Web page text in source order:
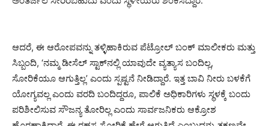
ಆದರೆ, ಈ ಆರೋಪವನ್ನು ತಳ್ಳಿಹಾಕಿರುವ ಪೆಟ್ರೋಲ್ ಬಂಕ್ ಮಾಲೀಕರು ಮತ್ತು
ಸಿಬ್ಬಂದಿ, ‘ನಮ್ಮ ಡೀಸೆಲ್ ಸ್ಟಾಕ್‌ನಲ್ಲಿ ಯಾವುದೇ ವ್ಯತ್ಯಾಸ ಬಂದಿಲ್ಲ,
ಸೋರಿಕೆಯೂ ಆಗುತ್ತಿಲ್ಲ’ ಎಂದು ಸ್ಪಷ್ಟನೆ ನೀಡಿದ್ದಾರೆ. ಇತ್ತ ಬಾವಿ ನೀರು ಬಳಕೆಗೆ
ಯೋಗ್ಯವಲ್ಲ ಎಂದು ವರದಿ ಬಂದಿದ್ದರೂ, ಪಾಲಿಕೆ ಅಧಿಕಾರಿಗಳು ಸ್ಥಳಕ್ಕೆ ಬಂದು
ಪರಿಶೀಲಿಸುವ ಸೌಜನ್ಯ ತೋರಿಲ್ಲ ಎಂದು ಸಾರ್ವಜನಿಕರು ಆಕ್ರೋಶ